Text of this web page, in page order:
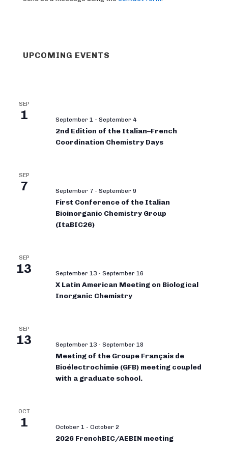
UPCOMING EVENTS
SEP
1 September 1 - September 4
2nd Edition of the Italian–French
Coordination Chemistry Days
SEP
7 September 7 - September 9
First Conference of the Italian
Bioinorganic Chemistry Group
(ItaBIC26)
SEP
13 September 13 - September 16
X Latin American Meeting on Biological
Inorganic Chemistry
SEP
13 September 13 - September 18
Meeting of the Groupe Français de
Bioélectrochimie (GFB) meeting coupled
with a graduate school.
OCT
1 October 1 - October 2
2026 FrenchBIC/AEBIN meeting